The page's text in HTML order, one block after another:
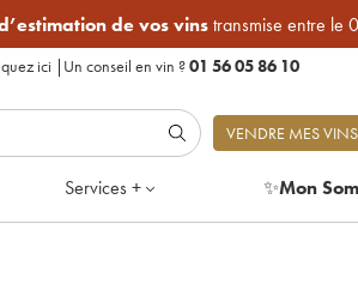
de vos vinstransmise entre le
ici | Un conseil en vin ?01 56 05 86 10
VENDRE MES VINS
Services + ✨Mon